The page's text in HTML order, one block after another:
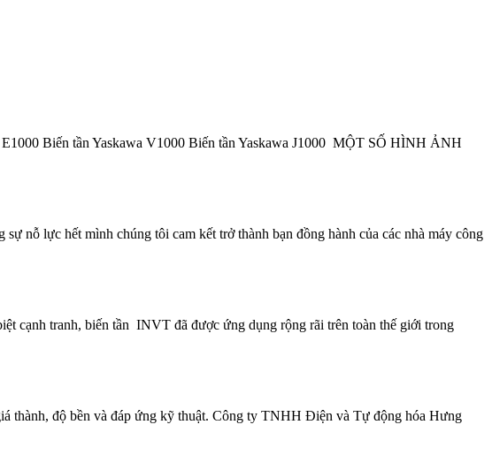
Biến tần Yaskawa V1000 Biến tần Yaskawa J1000 MỘT SỐ HÌNH ẢNH
lực hết mình chúng tôi cam kết trở thành bạn đồng hành của các nhà máy công
cạnh tranh, biến tần INVT đã được ứng dụng rộng rãi trên toàn thế giới trong
độ bền và đáp ứng kỹ thuật. Công ty TNHH Điện và Tự động hóa Hưng